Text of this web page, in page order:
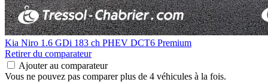
Kia Niro 1.6 GDi 183 ch PHEV DCT6 Premium
Retirer du comparateur
Ajouter au comparateur
Vous ne pouvez pas comparer plus de 4 véhicules à la fois.